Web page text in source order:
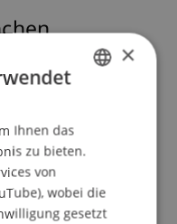
×
Ihnen das
zu bieten.
von
wobei die
gesetzt